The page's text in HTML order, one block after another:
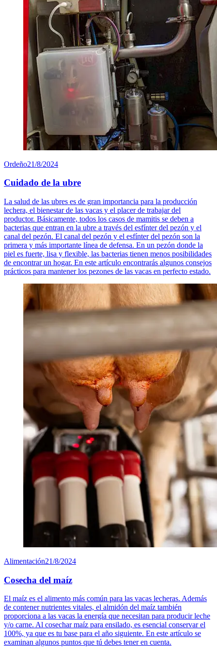
Ordeño21/8/2024
Cuidado de la ubre
La salud de las ubres es de gran importancia para la producción
lechera, el bienestar de las vacas y el placer de trabajar del
productor. Básicamente, todos los casos de mamitis se deben a
bacterias que entran en la ubre a través del esfínter del pezón y el
canal del pezón. El canal del pezón y el esfínter del pezón son la
primera y más importante línea de defensa. En un pezón donde la
piel es fuerte, lisa y flexible, las bacterias tienen menos posibilidades
de encontrar un hogar. En este artículo encontrarás algunos consejos
prácticos para mantener los pezones de las vacas en perfecto estado.
Alimentación21/8/2024
Cosecha del maíz
El maíz es el alimento más común para las vacas lecheras. Además
de contener nutrientes vitales, el almidón del maíz también
proporciona a las vacas la energía que necesitan para producir leche
y/o carne. Al cosechar maíz para ensilado, es esencial conservar el
100%, ya que es tu base para el año siguiente. En este artículo se
examinan algunos puntos que tú debes tener en cuenta.